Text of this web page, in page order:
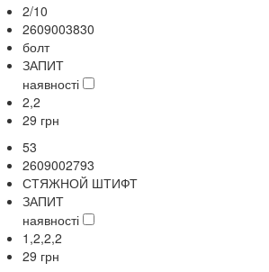
2/10
2609003830
болт
ЗАПИТ
наявності
2,2
29 грн
53
2609002793
СТЯЖНОЙ ШТИФТ
ЗАПИТ
наявності
1,2,2,2
29 грн